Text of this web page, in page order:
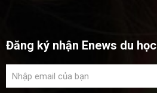
Đăng ký nhận Enews du học